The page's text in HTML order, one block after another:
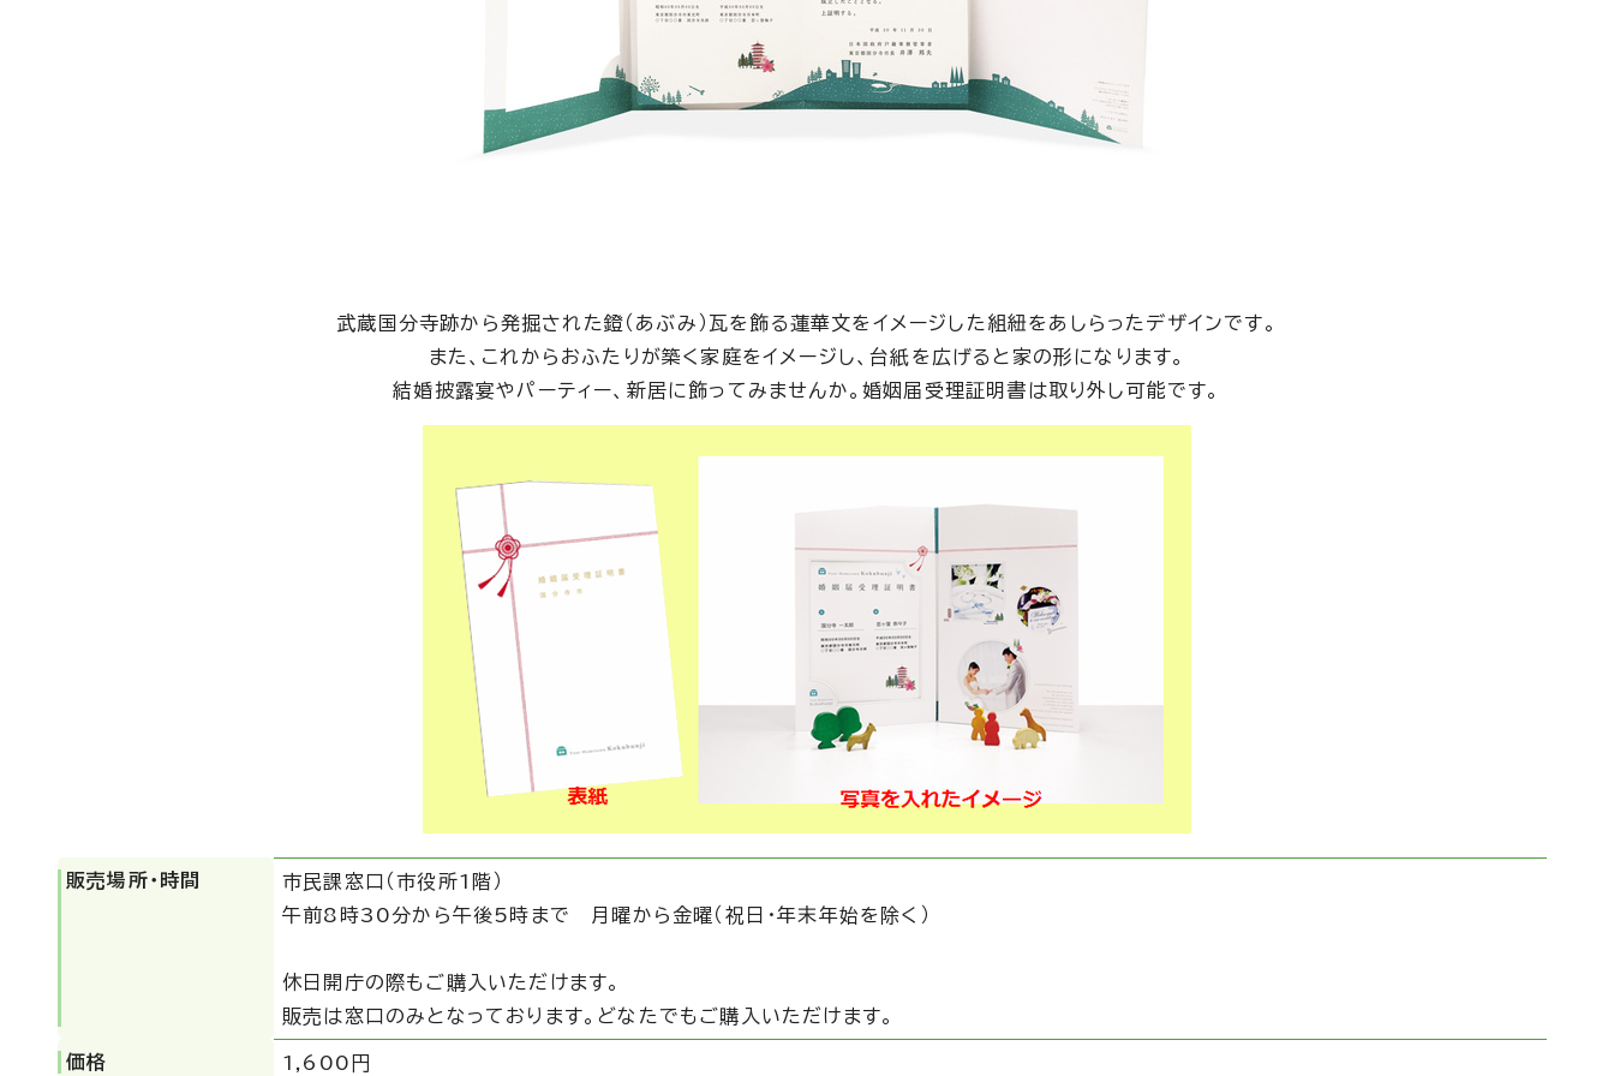
武蔵国分寺跡から発掘された鐙（あぶみ）瓦を飾る蓮華文をイメージした組紐をあしらったデザインです。
また、これからおふたりが築く家庭をイメージし、台紙を広げると家の形になります。
結婚披露宴やパーティー、新居に飾ってみませんか。婚姻届受理証明書は取り外し可能です。
販売場所・時間
市民課窓口（市役所1階）
午前8時30分から午後5時まで 月曜から金曜（祝日・年末年始を除く）
休日開庁の際もご購入いただけます。
販売は窓口のみとなっております。どなたでもご購入いただけます。
価格 1,600円